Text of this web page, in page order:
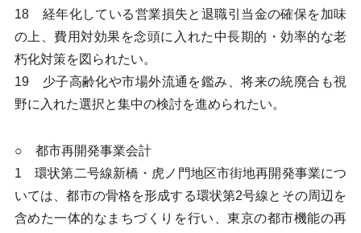
18 経年化している営業損失と退職引当金の確保を加味
の上、費用対効果を念頭に入れた中長期的・効率的な老
朽化対策を図られたい。
19 少子高齢化や市場外流通を鑑み、将来の統廃合も視
野に入れた選択と集中の検討を進められたい。
○ 都市再開発事業会計
1 環状第二号線新橋・虎ノ門地区市街地再開発事業につ
いては、都市の骨格を形成する環状第2号線とその周辺を
含めた一体的なまちづくりを行い、東京の都市機能の再